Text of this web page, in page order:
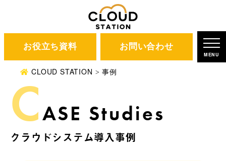
お役立ち資料 お問い合わせ
MENU
CLOUD STATION 事例
CASE Studies
クラウドシステム導入事例